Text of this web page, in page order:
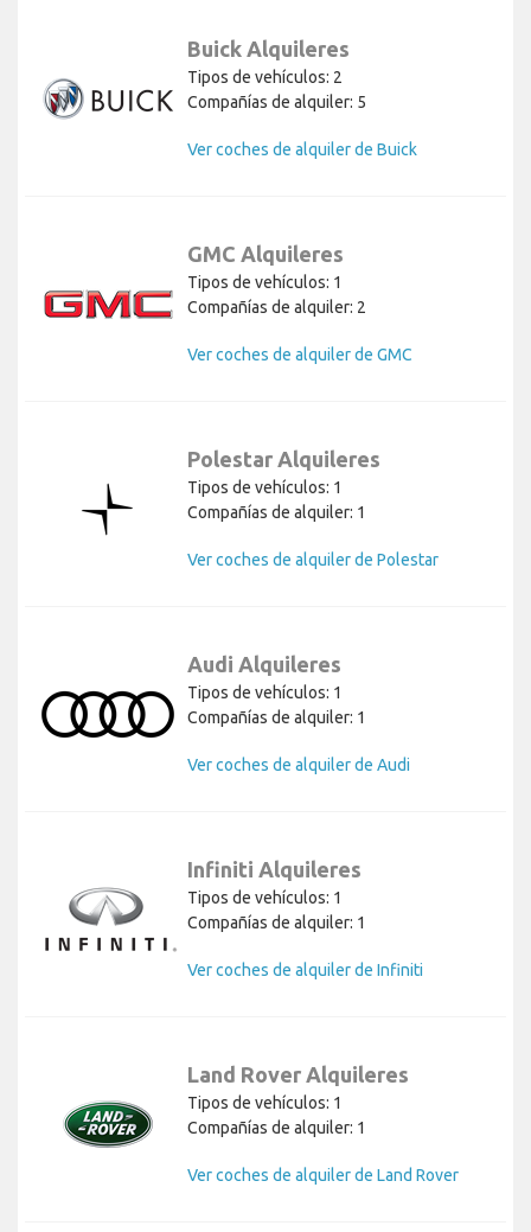
Buick Alquileres
Tipos de vehículos: 2
Compañías de alquiler: 5
Ver coches de alquiler de Buick
GMC Alquileres
Tipos de vehículos: 1
Compañías de alquiler: 2
Ver coches de alquiler de GMC
Polestar Alquileres
Tipos de vehículos: 1
Compañías de alquiler: 1
Ver coches de alquiler de Polestar
Audi Alquileres
Tipos de vehículos: 1
Compañías de alquiler: 1
Ver coches de alquiler de Audi
Infiniti Alquileres
Tipos de vehículos: 1
Compañías de alquiler: 1
Ver coches de alquiler de Infiniti
Land Rover Alquileres
Tipos de vehículos: 1
Compañías de alquiler: 1
Ver coches de alquiler de Land Rover